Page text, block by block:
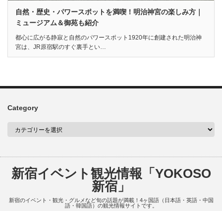
自然・歴史・パワースポットを満喫！明治神宮の楽しみ方｜
ミュージアム＆御苑も紹介
都心に広がる静寂と自然のパワースポット1920年に創建された明治神
宮は、JR原宿駅のすぐ裏手とい…
Category
新宿イベント観光情報「YOKOSO
新宿」
新宿のイベント・観光・グルメなど旬の話題が満載！4ヶ国語（日本語・英語・中国
語・韓国語）の観光情報サイトです。